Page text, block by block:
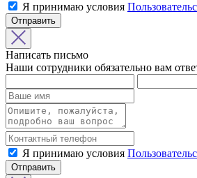
Я принимаю условия
Отправить
Написать письмо
Наши сотрудники обязательно вам
Я принимаю условия
Отправить